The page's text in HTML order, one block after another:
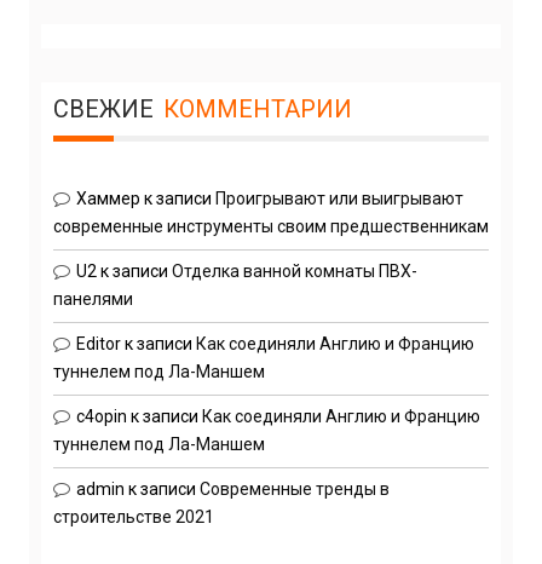
СВЕЖИЕ КОММЕНТАРИИ
Хаммер к записи Проигрывают или выигрывают
современные инструменты своим предшественникам
U2 к записи Отделка ванной комнаты ПВХ-
панелями
Editorк записи Как соединяли Англию и Францию
туннелем под Ла-Маншем
c4opin к записи Как соединяли Англию и Францию
туннелем под Ла-Маншем
admin к записи Современные тренды в
строительстве 2021